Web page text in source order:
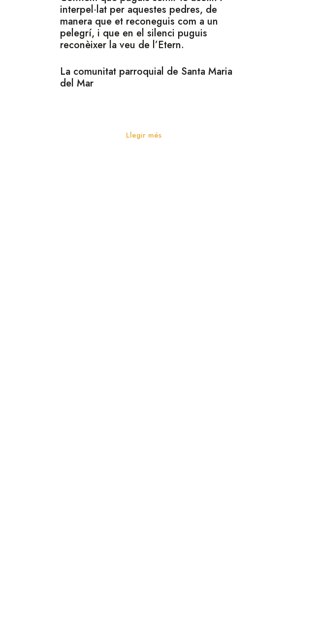
interpel·lat per aquestes pedres, de
manera que et reconeguis com a un
pelegrí, i que en el silenci puguis
reconèixer la veu de l’Etern.
La comunitat parroquial de Santa Maria
del Mar
Llegir més